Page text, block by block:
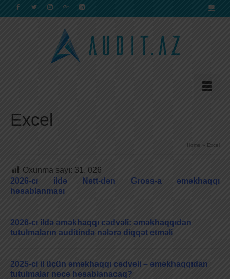
Excel
Home » Excel
Oxunma sayı: 31. 026
2026-cı ildə Nett-dən Gross-a əməkhaqqı
hesablanması
2026-cı ildə əməkhaqqı cədvəli: əməkhaqqıdan
tutulmaların auditində nələrə diqqət etməli
2025-ci il üçün əməkhaqqı cədvəli – əməkhaqqıdan
tutulmalar necə hesablanacaq?